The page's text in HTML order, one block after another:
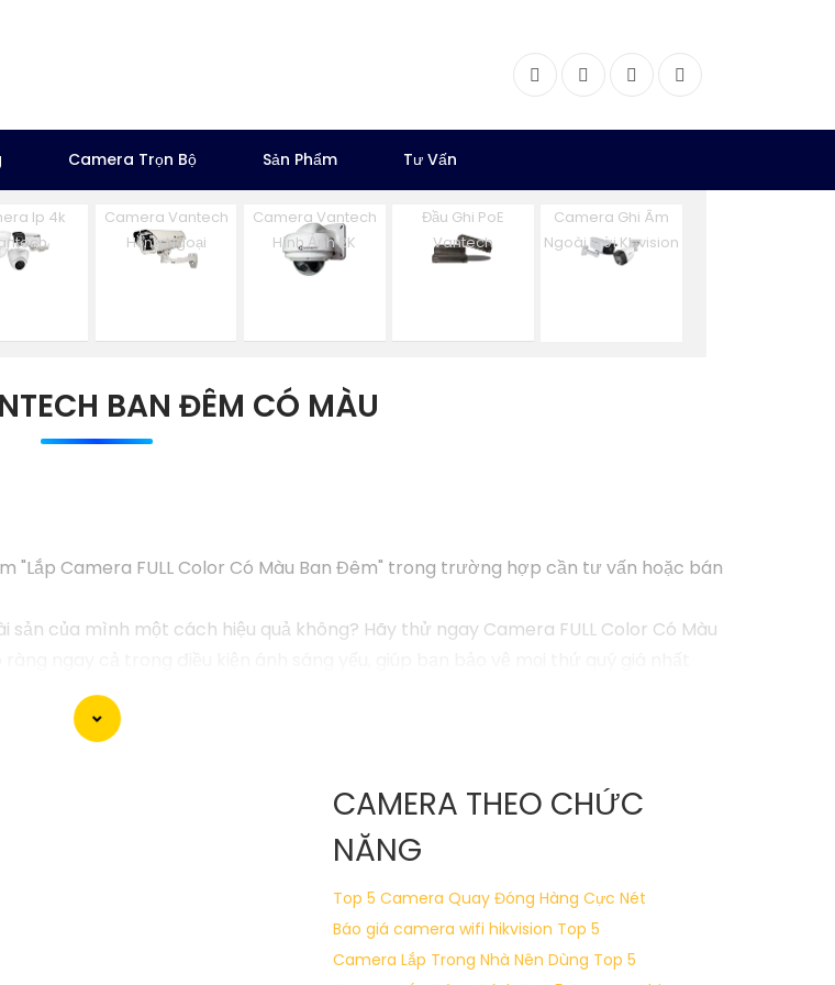
FacebookTwitter InstagramDribbble
Camera Trọn Bộ Sản Phẩm Tư Vấn
Ip 4k
Camera Vantech
Hồng Ngoại
Camera Vantech
Hình Ảnh 2K
Đầu Ghi PoE
Vantech
Camera Ghi Âm
Ngoài Trời Kbvision
BAN ĐÊM CÓ MÀU
"Lắp Camera FULL Color Có Màu Ban Đêm" trong trường hợp cần tư vấn hoặc bán
của mình một cách hiệu quả không? Hãy thử ngay Camera FULL Color Có Màu
không được ghi lại - hãy tin tưởng vào Camera FULL Color Có Màu Ban Đêm
CAMERA THEO CHỨC
NĂNG
Top 5 Camera Quay Đóng Hàng Cực Nét
Báo giá camera wifi hikvision Top 5
Camera Lắp Trong Nhà Nên Dùng Top 5